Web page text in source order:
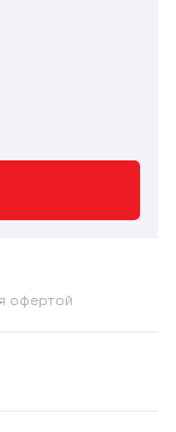
офертой